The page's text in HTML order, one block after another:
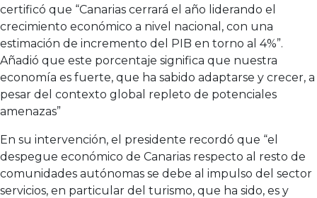
certificó que “Canarias cerrará el año liderando el
crecimiento económico a nivel nacional, con una
estimación de incremento del PIB en torno al 4%”.
Añadió que este porcentaje significa que nuestra
economía es fuerte, que ha sabido adaptarse y crecer, a
pesar del contexto global repleto de potenciales
amenazas”
En su intervención, el presidente recordó que “el
despegue económico de Canarias respecto al resto de
comunidades autónomas se debe al impulso del sector
servicios, en particular del turismo, que ha sido, es y